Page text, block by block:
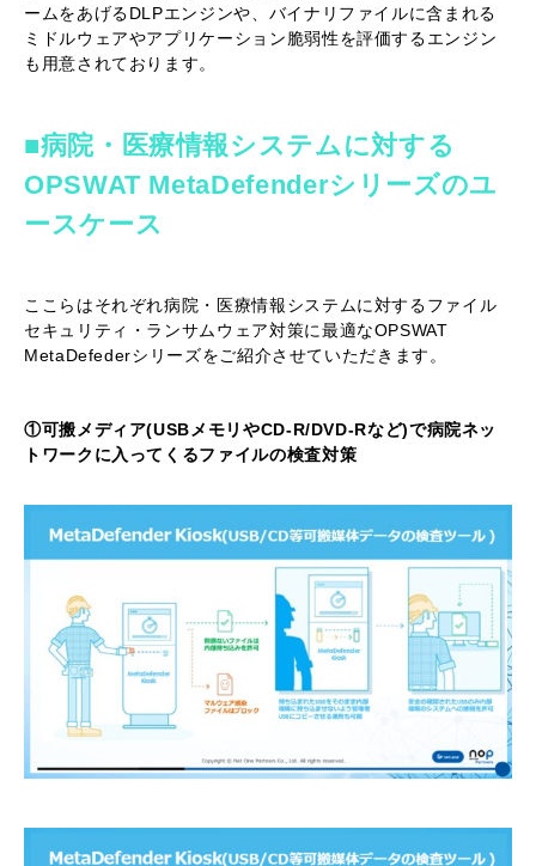
ームをあげるDLPエンジンや、バイナリファイルに含まれる
ミドルウェアやアプリケーション脆弱性を評価するエンジン
も用意されております。
■病院・医療情報システムに対する
OPSWAT MetaDefenderシリーズのユ
ースケース
ここらはそれぞれ病院・医療情報システムに対するファイル
セキュリティ・ランサムウェア対策に最適なOPSWAT
MetaDefederシリーズをご紹介させていただきます。
①可搬メディア(USBメモリやCD-R/DVD-Rなど)で病院ネッ
トワークに入ってくるファイルの検査対策